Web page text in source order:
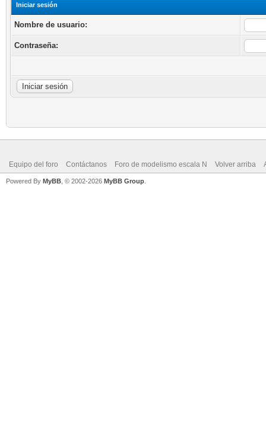
Iniciar sesión
Nombre de usuario:
Contraseña:
Equipo del foro Contáctanos Foro de modelismo escala N Volver arriba
Powered By MyBB , © 2002-2026 MyBB Group